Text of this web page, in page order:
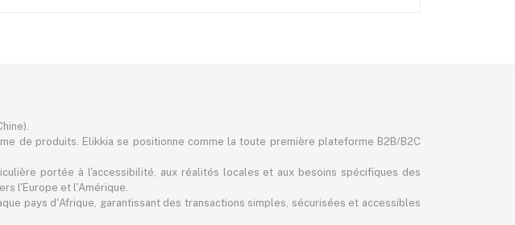
de produits. Elikkia se positionne comme la toute première plateforme B2B/B2C
portée à l'accessibilité, aux réalités locales et aux besoins spécifiques des
l'Europe et l'Amérique.
pays d'Afrique, garantissant des transactions simples, sécurisées et accessibles